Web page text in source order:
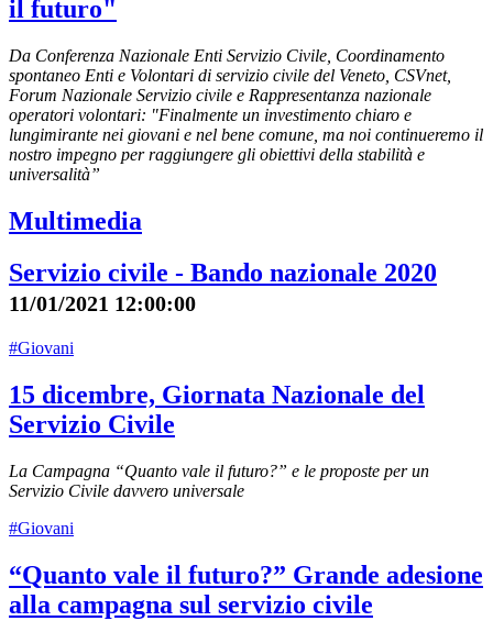
il futuro"
Da Conferenza Nazionale Enti Servizio Civile, Coordinamento
spontaneo Enti e Volontari di servizio civile del Veneto, CSVnet,
Forum Nazionale Servizio civile e Rappresentanza nazionale
operatori volontari: "Finalmente un investimento chiaro e
lungimirante nei giovani e nel bene comune, ma noi continueremo il
nostro impegno per raggiungere gli obiettivi della stabilità e
universalità”
Multimedia
Servizio civile - Bando nazionale 2020
11/01/2021 12:00:00
#Giovani
15 dicembre, Giornata Nazionale del
Servizio Civile
La Campagna “Quanto vale il futuro?” e le proposte per un
Servizio Civile davvero universale
#Giovani
“Quanto vale il futuro?” Grande adesione
alla campagna sul servizio civile